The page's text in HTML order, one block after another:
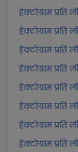
हेक्टोग्राम प्रति
हेक्टोग्राम प्रति
हेक्टोग्राम प्रति
हेक्टोग्राम प्रति
हेक्टोग्राम प्रति
हेक्टोग्राम
हेक्टोग्राम
हेक्टोग्राम